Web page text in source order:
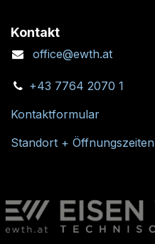
Kontakt
office@ewth.at
+43 7764 2070 1
Kontaktformular
Standort + Öffnungszeiten